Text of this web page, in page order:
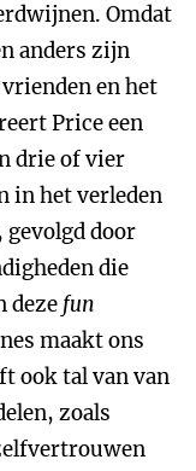
Omdat
anders zijn
en het
Price een
drie of vier
in het verleden
door
die
deze fun
maakt ons
ook tal van van
zoals